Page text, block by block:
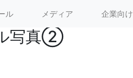
ル メディア 企業向け
写真②